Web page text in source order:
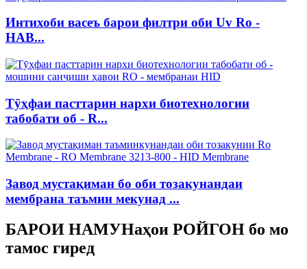
Интихоби васеъ барои филтри оби Uv Ro -
НАВ...
Тӯҳфаи пасттарин нархи биотехнологии
табобати об - R...
Завод мустақиман бо оби тозакунандаи
мембрана таъмин мекунад ...
БАРОИ НАМУНаҳои РОЙГОН бо мо
тамос гиред